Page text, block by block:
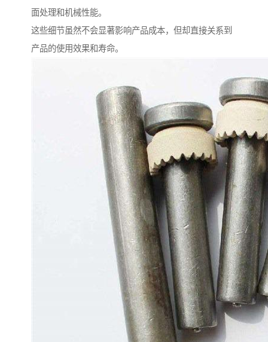
面处理和机械性能。
这些细节虽然不会显著影响产品成本，但却直接关系到
产品的使用效果和寿命。